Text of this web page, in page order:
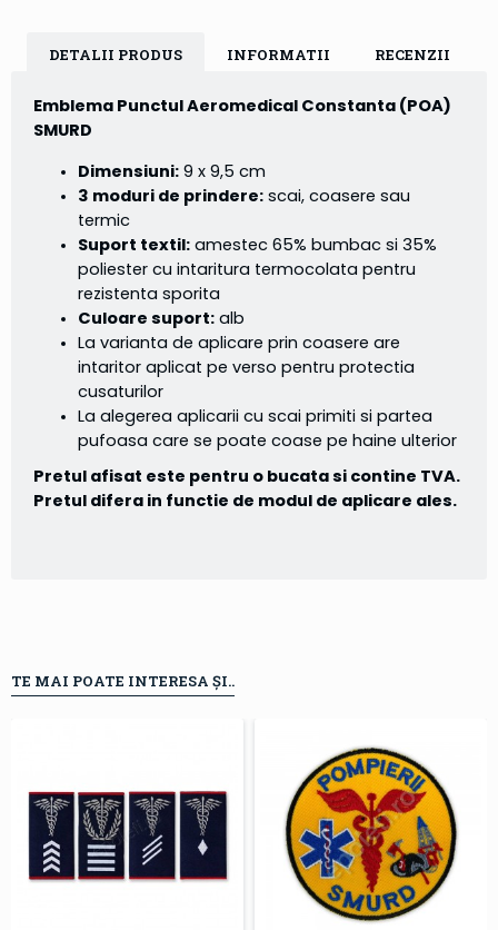
DETALII PRODUS INFORMATII RECENZII
Emblema Punctul Aeromedical Constanta (POA)
SMURD
Dimensiuni: 9 x 9,5 cm
3 moduri de prindere: scai, coasere sau
termic
Suport textil: amestec 65% bumbac si 35%
poliester cu intaritura termocolata pentru
rezistenta sporita
Culoare suport: alb
La varianta de aplicare prin coasere are
intaritor aplicat pe verso pentru protectia
cusaturilor
La alegerea aplicarii cu scai primiti si partea
pufoasa care se poate coase pe haine ulterior
Pretul afisat este pentru o bucata si contine TVA.
Pretul difera in functie de modul de aplicare ales.
TE MAI POATE INTERESA ȘI..